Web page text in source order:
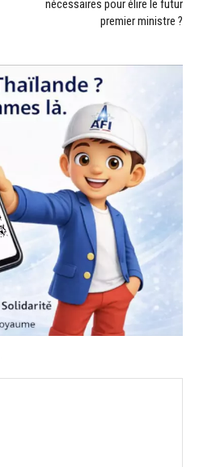
nécessaires pour élire le futur
premier ministre ?